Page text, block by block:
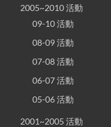
2005~2010 活動
09-10 活動
08-09 活動
07-08 活動
06-07 活動
05-06 活動
2001~2005 活動